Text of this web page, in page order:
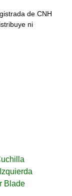
de CNH
ni